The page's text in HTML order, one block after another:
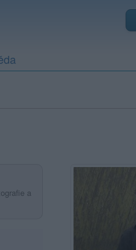
a